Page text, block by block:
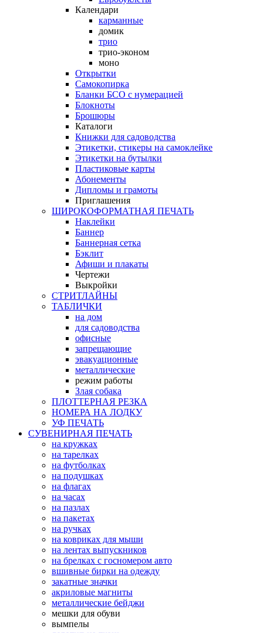
Календари
карманные
домик
трио
трио-эконом
моно
Открытки
Самокопирка
Бланки БСО с нумерацией
Блокноты
Брошюры
Каталоги
Книжки для садоводства
Этикетки, стикеры на самоклейке
Этикетки на бутылки
Пластиковые карты
Абонементы
Дипломы и грамоты
Приглашения
ШИРОКОФОРМАТНАЯ ПЕЧАТЬ
Наклейки
Баннер
Баннерная сетка
Бэклит
Афиши и плакаты
Чертежи
Выкройки
СТРИТЛАЙНЫ
ТАБЛИЧКИ
на дом
для садоводства
офисные
запрещающие
эвакуационные
металлические
режим работы
Злая собака
ПЛОТТЕРНАЯ РЕЗКА
НОМЕРА НА ЛОДКУ
УФ ПЕЧАТЬ
СУВЕНИРНАЯ ПЕЧАТЬ
на кружках
на тарелках
на футболках
на подушках
на флагах
на часах
на пазлах
на пакетах
на ручках
на ковриках для мыши
на лентах выпускников
на брелках с госномером авто
вшивные бирки на одежду
закатные значки
акриловые магниты
металлические бейджи
мешки для обуви
вымпелы